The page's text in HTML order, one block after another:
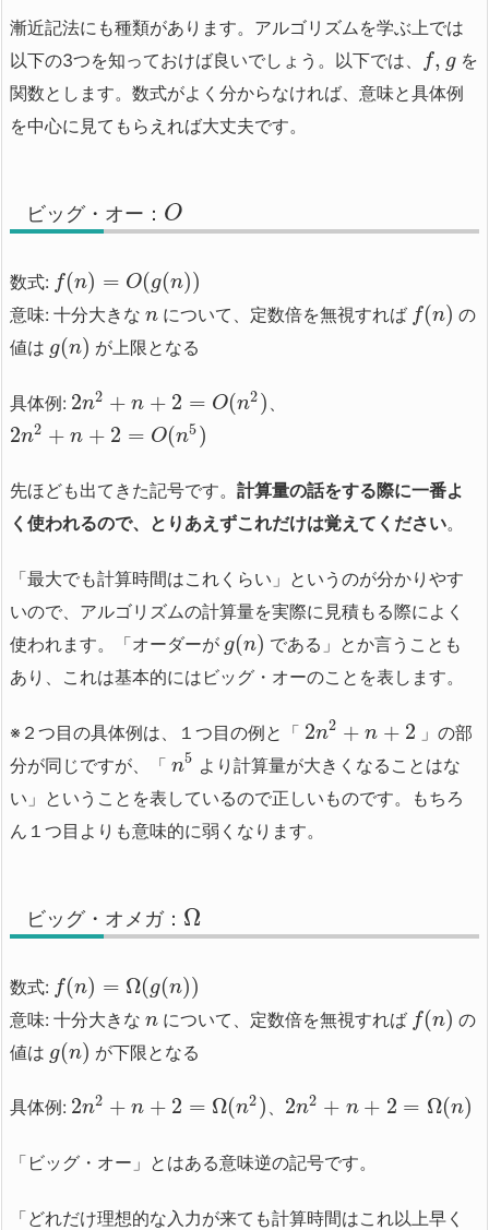
漸近記法にも種類があります。アルゴリズムを学ぶ上では
以下の3つを知っておけば良いでしょう。以下では、
f, gを
関数とします。数式がよく分からなければ、意味と具体例
を中心に見てもらえれば大丈夫です。
ビッグ・オー： O
数式: f(n) = O(g(n))
意味: 十分大きな nについて、定数倍を無視すれば f(n) の
値は g(n) が上限となる
具体例: 2n2 + n + 2 = O(n2) 、
2n2 + n + 2 = O(n5)
先ほども出てきた記号です。 計算量の話をする際に一番よ
く使われるので、とりあえずこれだけは覚えてください。
「最大でも計算時間はこれくらい」というのが分かりやす
いので、アルゴリズムの計算量を実際に見積もる際によく
使われます。「オーダーが g(n) である」とか言うことも
あり、これは基本的にはビッグ・オーのことを表します。
※２つ目の具体例は、１つ目の例と「 2n2 + n + 2 」の部
分が同じですが、「 n5 より計算量が大きくなることはな
い」ということを表しているので正しいものです。もちろ
ん１つ目よりも意味的に弱くなります。
ビッグ・オメガ： Ω
数式: f(n) = Ω(g(n))
意味: 十分大きな nについて、定数倍を無視すれば f(n) の
値は g(n) が下限となる
具体例: 2n2 + n + 2 = Ω(n2) 、 2n2 + n + 2 = Ω(n)
「ビッグ・オー」とはある意味逆の記号です。
「どれだけ理想的な入力が来ても計算時間はこれ以上早く